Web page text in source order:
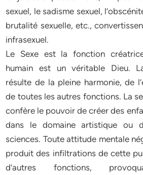
sexuel, le sadisme sexuel,
brutalité sexuelle, etc.,
infrasexuel.
Le Sexe est la fonction
humain est un véritable Dieu.
résulte de la pleine harmonie, de
de toutes les autres fonctions. La
confère le pouvoir de créer des
dans le domaine artistique ou
sciences. Toute attitude mentale
produit des infiltrations de cette
d’autres fonctions,